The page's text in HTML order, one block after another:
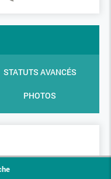
STATUTS AVANCÉS
PHOTOS